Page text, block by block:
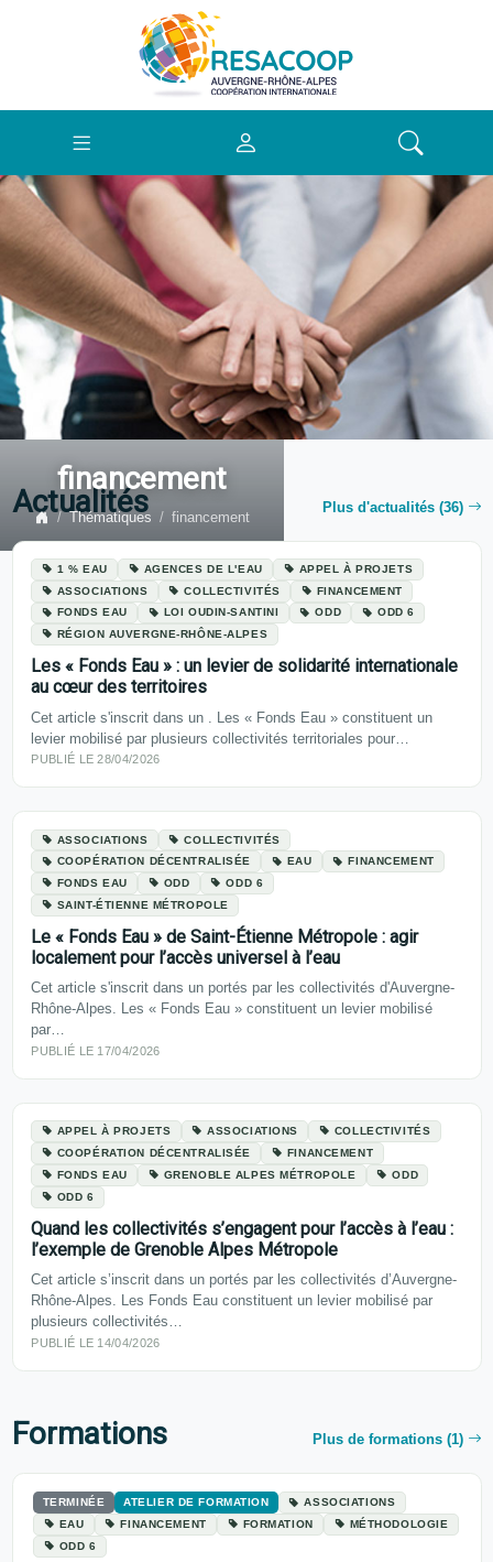
financement
Thématiques financement
Actualités Plus d'actualités (36)
1 % EAU AGENCES DE L'EAU
APPEL À PROJETS
ASSOCIATIONS
COLLECTIVITÉS
FINANCEMENT
FONDS EAU
LOI OUDIN-SANTINI ODD
ODD 6
RÉGION AUVERGNE-RHÔNE-ALPES
Les « Fonds Eau » : un levier de solidarité internationale
au cœur des territoires
Cet article s'inscrit dans un . Les « Fonds Eau » constituent un
levier mobilisé par plusieurs collectivités territoriales pour…
PUBLIÉ LE 28/04/2026
ASSOCIATIONS
COLLECTIVITÉS
COOPÉRATION DÉCENTRALISÉE
EAU
FINANCEMENT
FONDS EAU
ODD
ODD 6
SAINT-ÉTIENNE MÉTROPOLE
Le « Fonds Eau » de Saint-Étienne Métropole : agir
localement pour l’accès universel à l’eau
Cet article s'inscrit dans un portés par les collectivités d'Auvergne-
Rhône-Alpes. Les « Fonds Eau » constituent un levier mobilisé
par…
PUBLIÉ LE 17/04/2026
APPEL À PROJETS ASSOCIATIONS
COLLECTIVITÉS
COOPÉRATION DÉCENTRALISÉE
FINANCEMENT
FONDS EAU
GRENOBLE ALPES MÉTROPOLE
ODD
ODD 6
Quand les collectivités s’engagent pour l’accès à l’eau :
l’exemple de Grenoble Alpes Métropole
Cet article s’inscrit dans un portés par les collectivités d’Auvergne-
Rhône-Alpes. Les Fonds Eau constituent un levier mobilisé par
plusieurs collectivités…
PUBLIÉ LE 14/04/2026
Formations Plus de formations (1)
TERMINÉE ATELIER DE FORMATION
ASSOCIATIONS
EAU
FINANCEMENT FORMATION
MÉTHODOLOGIE
ODD 6